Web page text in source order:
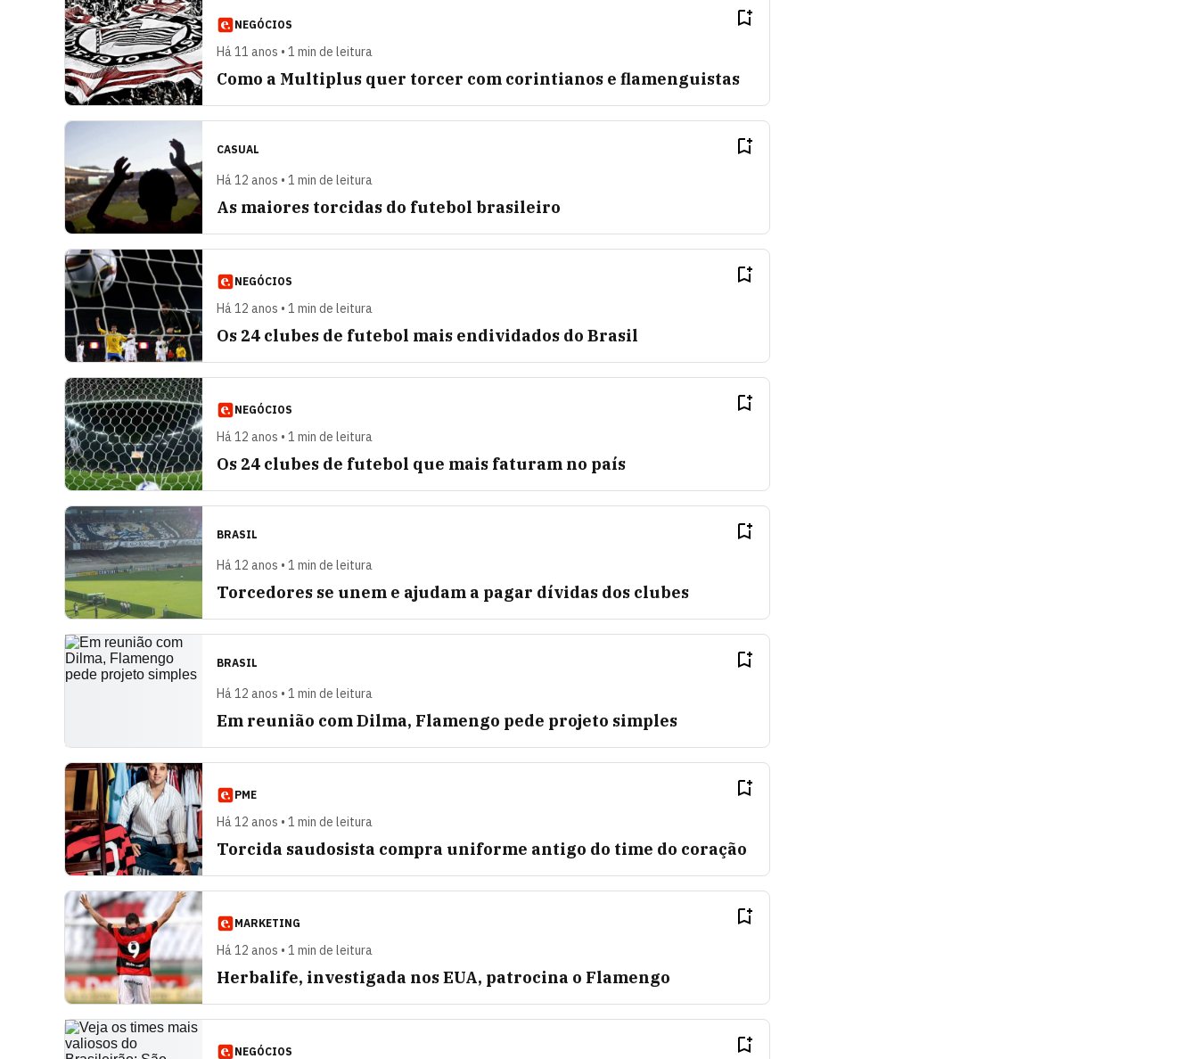
NEGÓCIOS
Há 11 anos • 1 min de leitura
Como a Multiplus quer torcer com corintianos e flamenguistas
CASUAL
Há 12 anos • 1 min de leitura
As maiores torcidas do futebol brasileiro
NEGÓCIOS
Há 12 anos • 1 min de leitura
Os 24 clubes de futebol mais endividados do Brasil
NEGÓCIOS
Há 12 anos • 1 min de leitura
Os 24 clubes de futebol que mais faturam no país
BRASIL
Há 12 anos • 1 min de leitura
Torcedores se unem e ajudam a pagar dívidas dos clubes
BRASIL
Há 12 anos • 1 min de leitura
Em reunião com Dilma, Flamengo pede projeto simples
PME
Há 12 anos • 1 min de leitura
Torcida saudosista compra uniforme antigo do time do coração
MARKETING
Há 12 anos • 1 min de leitura
Herbalife, investigada nos EUA, patrocina o Flamengo
NEGÓCIOS